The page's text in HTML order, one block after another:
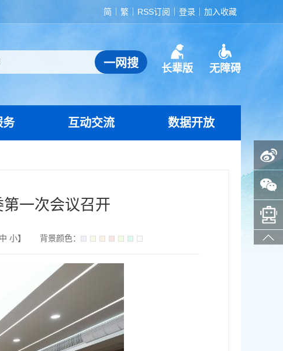
简 繁 RSS订阅 登录 加入收藏
长辈版 无障碍
务 互动交流 数据开放
一次会议召开
中 小】 背景颜色：